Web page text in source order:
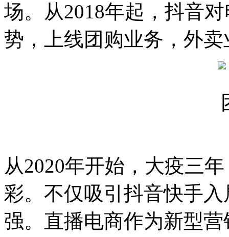
场。从2018年起，抖音
势，上线团购业务，外
从2020年开始，大疫三
彩。不仅吸引抖音快手
强。直播电商作为新型